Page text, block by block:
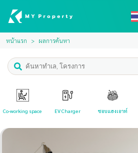
หน้าแรก ผลการค้นหา
Co-working space EV Charger ชอบแฮงเอาท์